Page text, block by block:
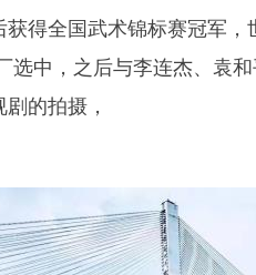
得全国武术锦标赛冠军
选中，之后与李连杰、袁
的拍摄，